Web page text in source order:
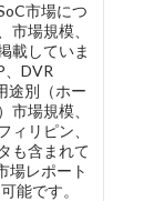
市場につ
市場規模、
載していま
、DVR
途別（ホー
市場規模、
ィリピン、
も含まれて
場レポート
能です。